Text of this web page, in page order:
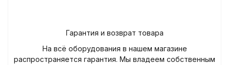
Гарантия и возврат товара
На всё оборудования в нашем магазине
распространяется гарантия. Мы владеем собственным